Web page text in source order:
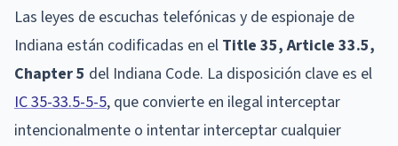
Las leyes de escuchas telefónicas y de espionaje de
Indiana están codificadas en el Title 35, Article 33.5,
Chapter 5 del Indiana Code. La disposición clave es el
IC 35-33.5-5-5, que convierte en ilegal interceptar
intencionalmente o intentar interceptar cualquier